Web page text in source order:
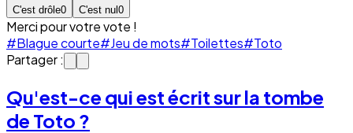
C'est drôle0 C'est nul0
Merci pour votre vote !
#Blague courte#Jeu de mots#Toilettes#Toto
Partager :
Qu'est-ce qui est écrit sur la tombe
de Toto ?